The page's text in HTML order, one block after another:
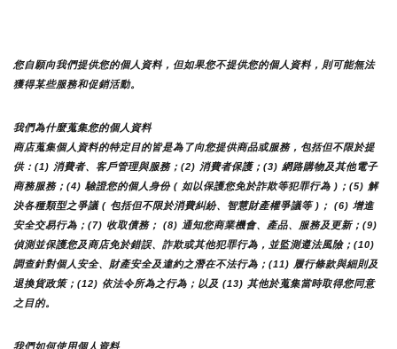
您自願向我們提供您的個人資料，但如果您不提供您的個人資料，則可能無法
獲得某些服務和促銷活動。
我們為什麼蒐集您的個人資料
商店蒐集個人資料的特定目的皆是為了向您提供商品或服務，包括但不限於提
供：(1) 消費者、客戶管理與服務；(2) 消費者保護；(3) 網路購物及其他電子
商務服務；(4) 驗證您的個人身份 ( 如以保護您免於詐欺等犯罪行為 )；(5) 解
決各種類型之爭議 ( 包括但不限於消費糾紛、智慧財產權爭議等 )； (6) 增進
安全交易行為；(7) 收取債務； (8) 通知您商業機會、產品、服務及更新；(9)
偵測並保護您及商店免於錯誤、詐欺或其他犯罪行為，並監測遵法風險；(10)
調查針對個人安全、財產安全及違約之潛在不法行為；(11) 履行條款與細則及
退換貨政策；(12) 依法令所為之行為；以及 (13) 其他於蒐集當時取得您同意
之目的。
我們如何使用個人資料